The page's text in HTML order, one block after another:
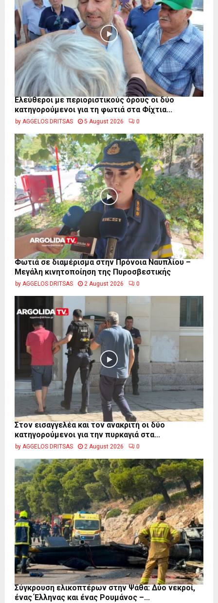
Ελεύθεροι με περιοριστικούς όρους οι δύο
κατηγορούμενοι για τη φωτιά στα Φίχτια...
by AGGELOS DRITSAS 5 August 2026 0
Φωτιά σε διαμέρισμα στην Πρόνοια Ναυπλίου –
Μεγάλη κινητοποίηση της Πυροσβεστικής
by AGGELOS DRITSAS 2 August 2026 0
Στον εισαγγελέα και τον ανακριτή οι δύο
κατηγορούμενοι για την πυρκαγιά στα...
by AGGELOS DRITSAS 2 August 2026 0
Σύγκρουση ελικοπτέρων στην Ψάθα: Δύο νεκροί,
ένας Έλληνας και ένας Ρουμάνος –...